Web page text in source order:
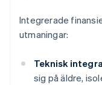
Integrerade
utmaningar:
Teknisk
sig på äldre,